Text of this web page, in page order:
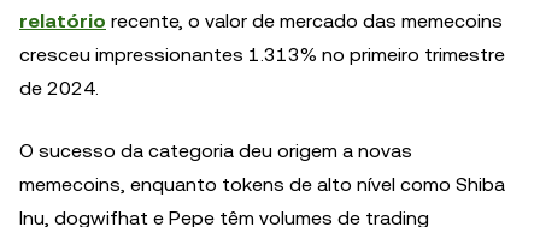
relatório recente, o valor de mercado das memecoins
cresceu impressionantes 1.313% no primeiro trimestre
de 2024.
O sucesso da categoria deu origem a novas
memecoins, enquanto tokens de alto nível como Shiba
Inu, dogwifhat e Pepe têm volumes de trading